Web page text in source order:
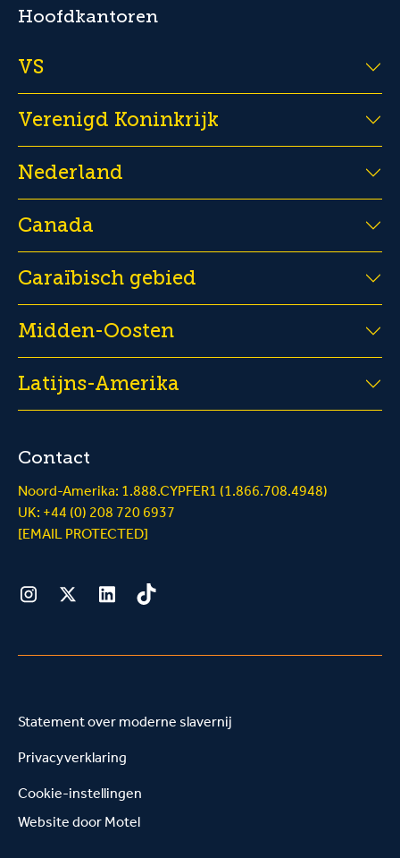
Hoofdkantoren
VS
Verenigd Koninkrijk
Nederland
Canada
Caraïbisch gebied
Midden-Oosten
Latijns-Amerika
Contact
Noord-Amerika: 1.888.CYPFER1 (1.866.708.4948)
UK: +44 (0) 208 720 6937
[EMAIL PROTECTED]
InstagramTwitterLinkedInTiktok
Statement over moderne slavernij
Privacyverklaring
Cookie-instellingen
Website door Motel